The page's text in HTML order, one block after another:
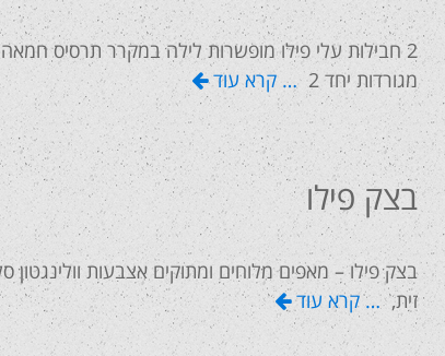
2 חבילות עלי פילו מופשרות לילה במקרר תרסיס
מגורדות יחד 2
… קרא עוד
בצק פילו
בצק פילו – מאפים מלוחים ומתוקים אצבעות
זית,… קרא עוד